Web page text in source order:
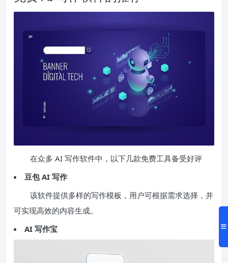
在众多 AI 写作软件中，以下几款免费工具备受好评
豆包 AI 写作
该软件提供多样的写作模板，用户可根据需求选择，并
可实现高效的内容生成。
AI 写作宝